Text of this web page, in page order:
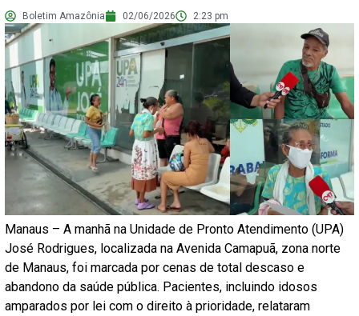
Boletim Amazônia 02/06/2026 2:23 pm
Manaus – A manhã na Unidade de Pronto Atendimento (UPA)
José Rodrigues, localizada na Avenida Camapuã, zona norte
de Manaus, foi marcada por cenas de total descaso e
abandono da saúde pública. Pacientes, incluindo idosos
amparados por lei com o direito à prioridade, relataram